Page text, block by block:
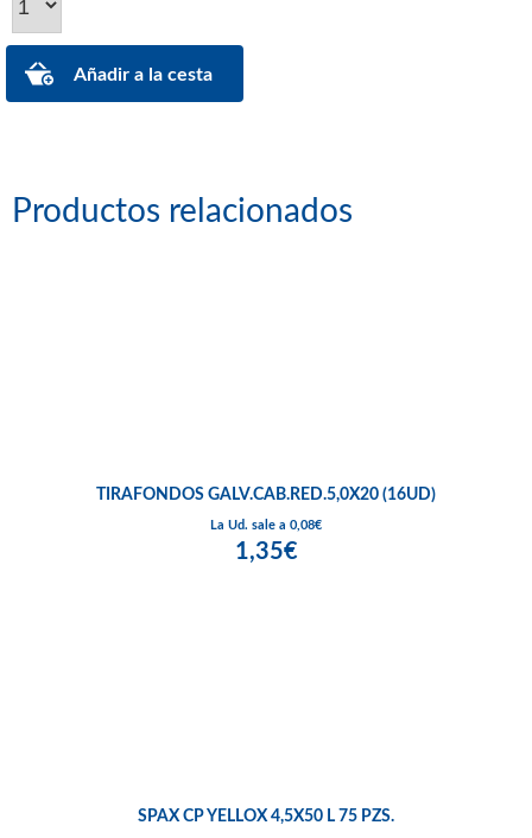
Productos relacionados
TIRAFONDOS GALV.CAB.RED.5,0X20 (16UD)
La Ud. sale a 0,08€
1,35€
SPAX CP YELLOX 4,5X50 L 75 PZS.